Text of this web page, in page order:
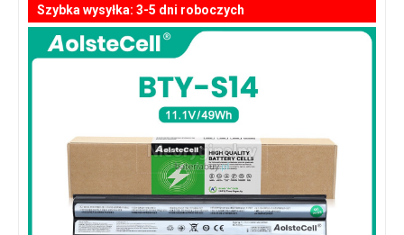
Szybka wysyłka: 3-5 dni roboczych